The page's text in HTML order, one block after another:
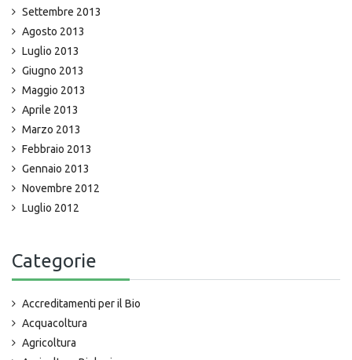
Settembre 2013
Agosto 2013
Luglio 2013
Giugno 2013
Maggio 2013
Aprile 2013
Marzo 2013
Febbraio 2013
Gennaio 2013
Novembre 2012
Luglio 2012
Categorie
Accreditamenti per il Bio
Acquacoltura
Agricoltura